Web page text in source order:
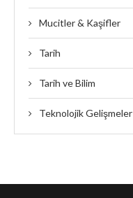
Mucitler & Kaşifler
Tarih
Tarih ve Bilim
Teknolojik Gelişmeler